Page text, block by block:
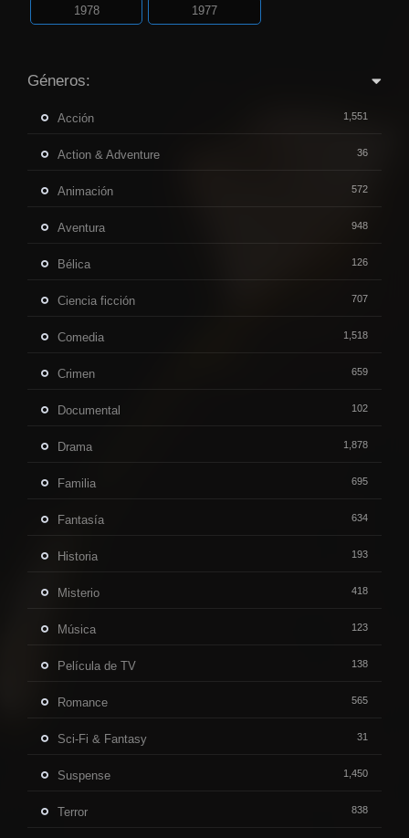
1978 1977
Géneros:
Acción 1,551
Action & Adventure 36
Animación 572
Aventura 948
Bélica 126
Ciencia ficción 707
Comedia 1,518
Crimen 659
Documental 102
Drama 1,878
Familia 695
Fantasía 634
Historia 193
Misterio 418
Música 123
Película de TV 138
Romance 565
Sci-Fi & Fantasy 31
Suspense 1,450
Terror 838